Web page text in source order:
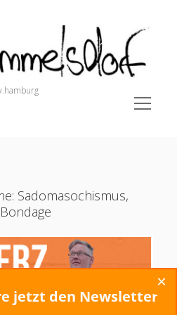
open
menu
Nurses)
Sadomasochismus,
jetzt den Newsletter
×